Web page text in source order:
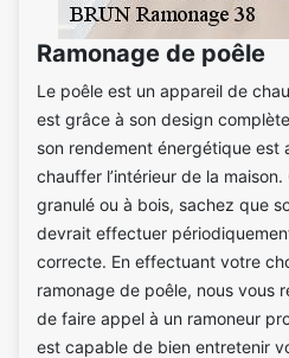
Ramonage de poêle
Le poêle est un appareil de
est grâce à son design
son rendement énergétique est
chauffer l’intérieur de la
granulé ou à bois, sachez que
devrait effectuer
correcte. En effectuant votre
ramonage de poêle, nous vous
de faire appel à un ramoneur
est capable de bien entretenir